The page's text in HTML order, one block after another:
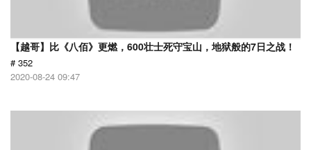
【越哥】比《八佰》更燃，600壮士死守宝山，地狱般的7日之战！
# 352
2020-08-24 09:47